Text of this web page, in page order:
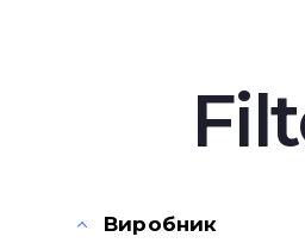
Виробник